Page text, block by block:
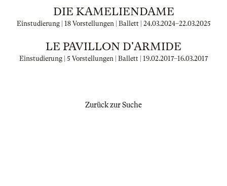
DIE KAMELIENDAME
Einstudierung | 18 Vorstellungen | Ballett | 24.03.2024–22.03.2025
LE PAVILLON D'ARMIDE
Einstudierung | 5 Vorstellungen | Ballett | 19.02.2017–16.03.2017
Zurück zur Suche